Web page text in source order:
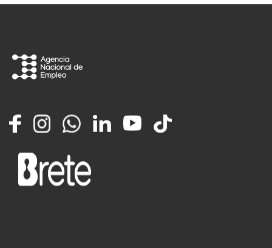
FacebookInstagramWhatsappLinkedInYouTube
TikTok